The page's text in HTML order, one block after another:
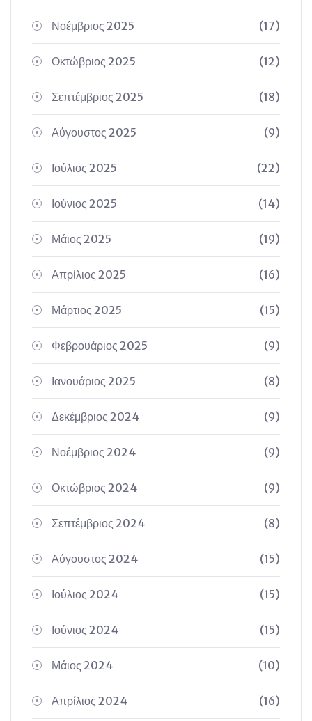
Νοέμβριος 2025 (17)
Οκτώβριος 2025 (12)
Σεπτέμβριος 2025 (18)
Αύγουστος 2025 (9)
Ιούλιος 2025 (22)
Ιούνιος 2025 (14)
Μάιος 2025 (19)
Απρίλιος 2025 (16)
Μάρτιος 2025 (15)
Φεβρουάριος 2025 (9)
Ιανουάριος 2025 (8)
Δεκέμβριος 2024 (9)
Νοέμβριος 2024 (9)
Οκτώβριος 2024 (9)
Σεπτέμβριος 2024 (8)
Αύγουστος 2024 (15)
Ιούλιος 2024 (15)
Ιούνιος 2024 (15)
Μάιος 2024 (10)
Απρίλιος 2024 (16)